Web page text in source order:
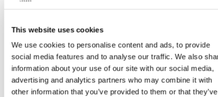
This website uses cookies
We use cookies to personalise content and ads, to provide
social media features and to analyse our traffic. We also
information about your use of our site with our social media,
advertising and analytics partners who may combine it with
other information that you’ve provided to them or that they’ve
Guide des tailles
AJOUTER AU PANIER